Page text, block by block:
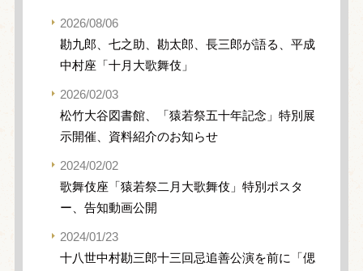
2026/08/06
勘九郎、七之助、勘太郎、長三郎が語る、平成
中村座「十月大歌舞伎」
2026/02/03
松竹大谷図書館、「猿若祭五十年記念」特別展
示開催、資料紹介のお知らせ
2024/02/02
歌舞伎座「猿若祭二月大歌舞伎」特別ポスタ
ー、告知動画公開
2024/01/23
十八世中村勘三郎十三回忌追善公演を前に「偲